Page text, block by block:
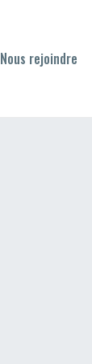
Nous rejoindre